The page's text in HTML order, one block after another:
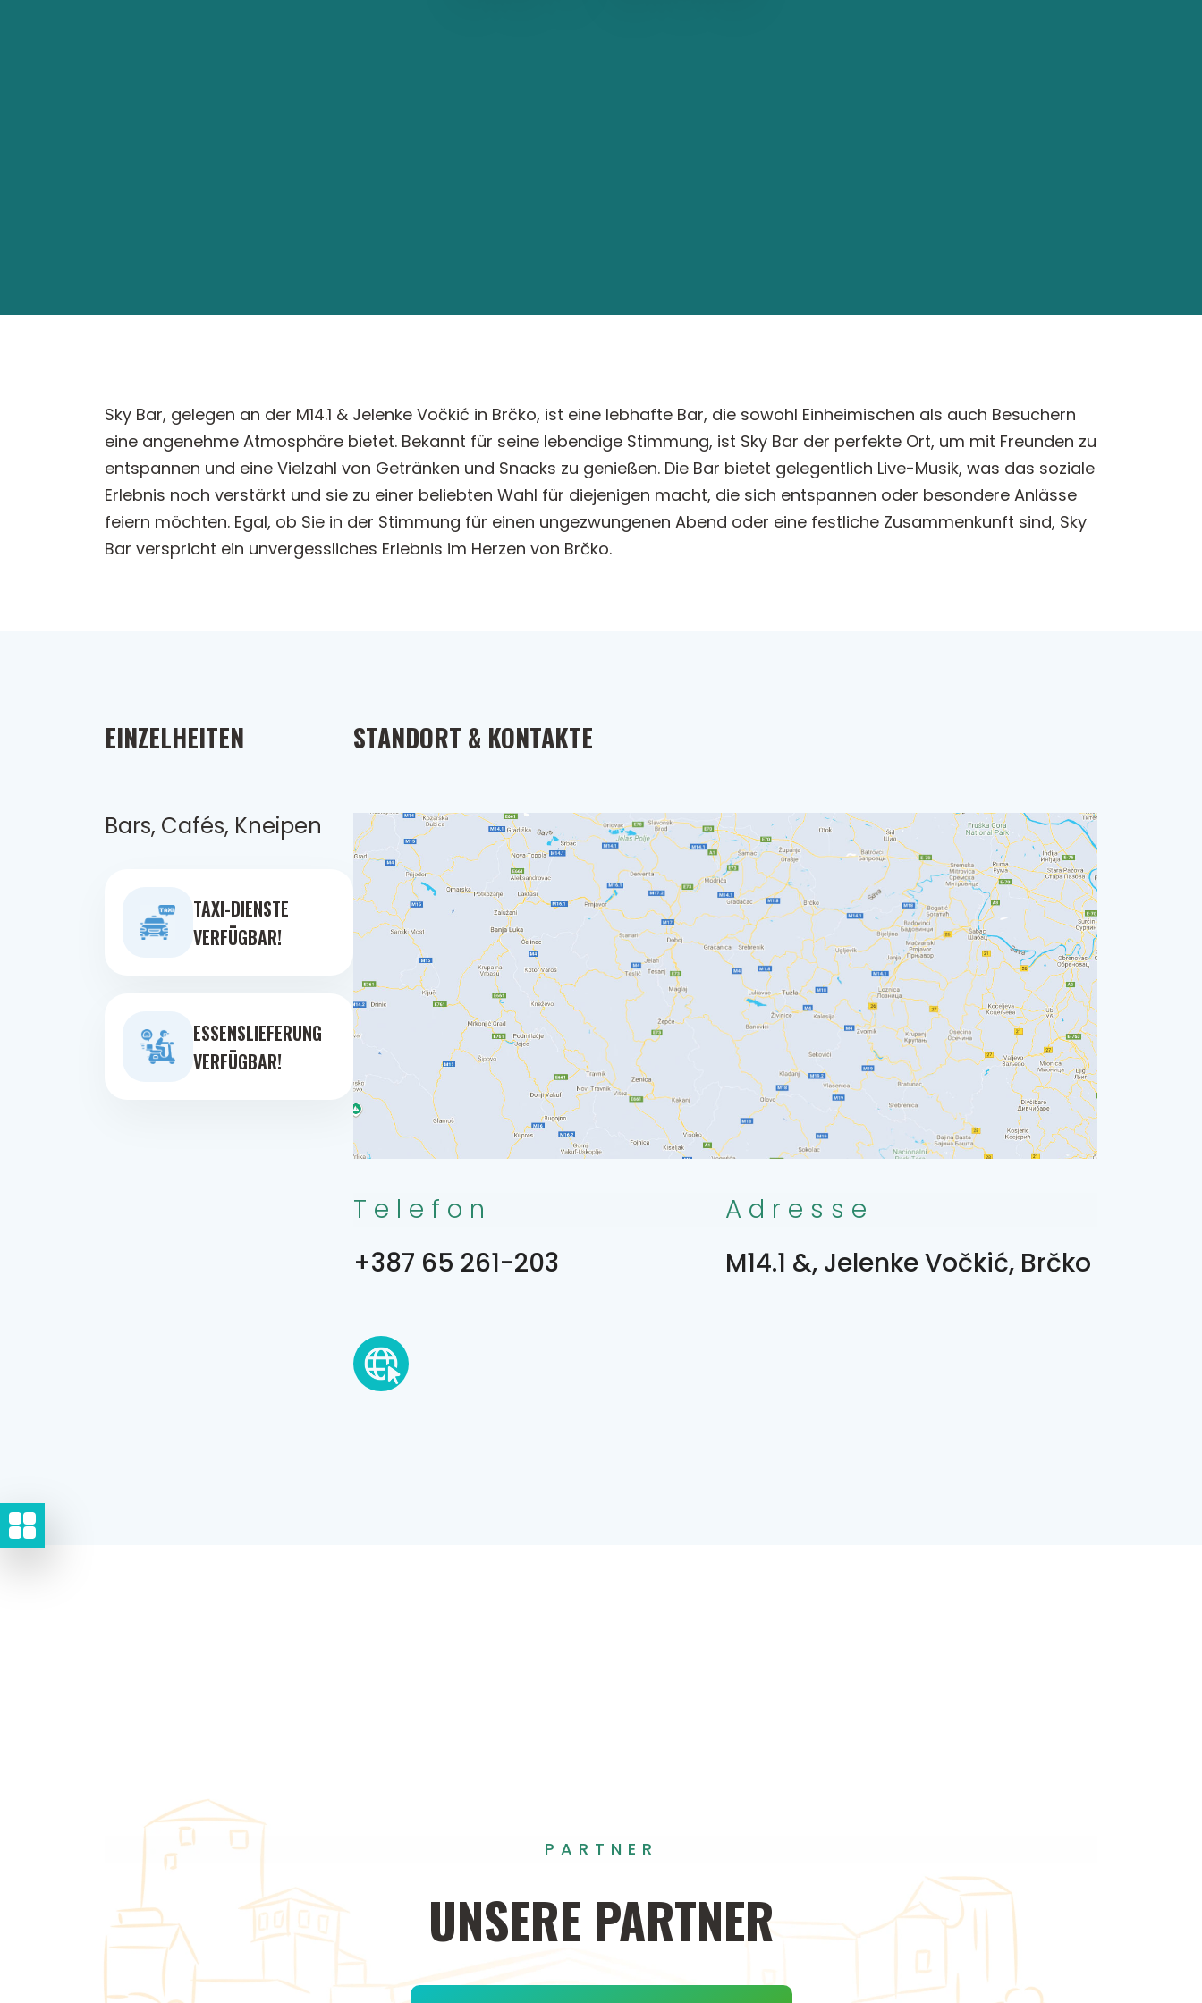
Sky Bar, gelegen an der M14.1 & Jelenke Vočkić in Brčko, ist eine lebhafte Bar, die sowohl Einheimischen als auch Besuchern
eine angenehme Atmosphäre bietet. Bekannt für seine lebendige Stimmung, ist Sky Bar der perfekte Ort, um mit Freunden zu
entspannen und eine Vielzahl von Getränken und Snacks zu genießen. Die Bar bietet gelegentlich Live-Musik, was das soziale
Erlebnis noch verstärkt und sie zu einer beliebten Wahl für diejenigen macht, die sich entspannen oder besondere Anlässe
feiern möchten. Egal, ob Sie in der Stimmung für einen ungezwungenen Abend oder eine festliche Zusammenkunft sind, Sky
Bar verspricht ein unvergessliches Erlebnis im Herzen von Brčko.
EINZELHEITEN
Bars, Cafés, Kneipen
TAXI-DIENSTE
VERFÜGBAR!
ESSENSLIEFERUNG
VERFÜGBAR!
STANDORT & KONTAKTE
Telefon
+387 65 261-203
Adresse
M14.1 &, Jelenke Vočkić, Brčko
PARTNER
UNSERE PARTNER